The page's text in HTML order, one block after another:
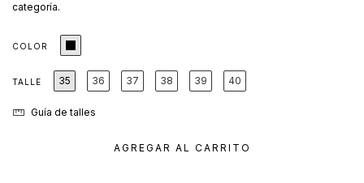
categoría.
COLOR
TALLE 35 36 37 38 39 40
Guía de talles